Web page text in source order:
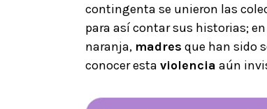
contingenta se unieron las
para así contar sus historias;
naranja, madres que han sido
conocer esta violencia aún